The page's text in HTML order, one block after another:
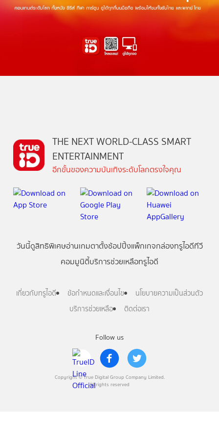
Follow us
Copyright © True Digital Group Company Limited.
All rights reserved
THE NEXT WORLD-CLASS SMART
ENTERTAINMENT
อีกขั้นของความบันเทิงระดับโลกตรงใจคุณ
วันนี้ดูสิทธิพิเศษอ่านเกมตาตั้งช้อปปิ้งแพ็กเกจกล่องทรูไอดีทีวี
คอมมูนิตี้บริการช่วยเหลือทรูไอดี
เกี่ยวกับทรูไอดี ข้อกำหนดและเงื่อนไข
นโยบายความเป็นส่วนตัว
บริการช่วยเหลือ
ติดต่อเรา